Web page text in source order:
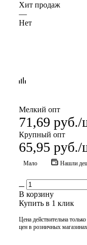
Хит продаж
—
Нет
Мелкий опт
71,69 руб./
Крупный опт
65,95 руб./
Мало Нашли
В корзину
Купить в 1 клик
Цена действительна
цен в розничных магазинах